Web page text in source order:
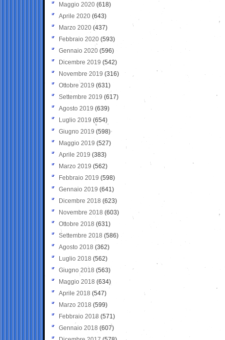
Maggio 2020 (618)
Aprile 2020 (643)
Marzo 2020 (437)
Febbraio 2020 (593)
Gennaio 2020 (596)
Dicembre 2019 (542)
Novembre 2019 (316)
Ottobre 2019 (631)
Settembre 2019 (617)
Agosto 2019 (639)
Luglio 2019 (654)
Giugno 2019 (598)
Maggio 2019 (527)
Aprile 2019 (383)
Marzo 2019 (562)
Febbraio 2019 (598)
Gennaio 2019 (641)
Dicembre 2018 (623)
Novembre 2018 (603)
Ottobre 2018 (631)
Settembre 2018 (586)
Agosto 2018 (362)
Luglio 2018 (562)
Giugno 2018 (563)
Maggio 2018 (634)
Aprile 2018 (547)
Marzo 2018 (599)
Febbraio 2018 (571)
Gennaio 2018 (607)